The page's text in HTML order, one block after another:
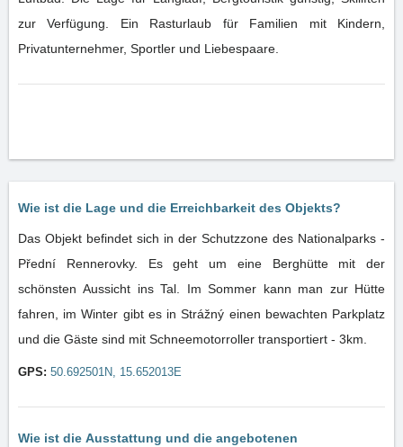
zur Verfügung. Ein Rasturlaub für Familien mit Kindern,
Privatunternehmer, Sportler und Liebespaare.
Wie ist die Lage und die Erreichbarkeit des Objekts?
Das Objekt befindet sich in der Schutzzone des Nationalparks -
Přední Rennerovky. Es geht um eine Berghütte mit der
schönsten Aussicht ins Tal. Im Sommer kann man zur Hütte
fahren, im Winter gibt es in Strážný einen bewachten Parkplatz
und die Gäste sind mit Schneemotorroller transportiert - 3km.
GPS: 50.692501N, 15.652013E
Wie ist die Ausstattung und die angebotenen